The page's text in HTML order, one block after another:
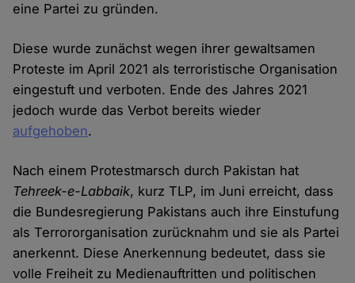
eine Partei zu gründen.
Diese wurde zunächst wegen ihrer gewaltsamen
Proteste im April 2021 als terroristische Organisation
eingestuft und verboten. Ende des Jahres 2021
jedoch wurde das Verbot bereits wieder
aufgehoben.
Nach einem Protestmarsch durch Pakistan hat
Tehreek-e-Labbaik, kurz TLP, im Juni erreicht, dass
die Bundesregierung Pakistans auch ihre Einstufung
als Terrororganisation zurücknahm und sie als Partei
anerkennt. Diese Anerkennung bedeutet, dass sie
volle Freiheit zu Medienauftritten und politischen